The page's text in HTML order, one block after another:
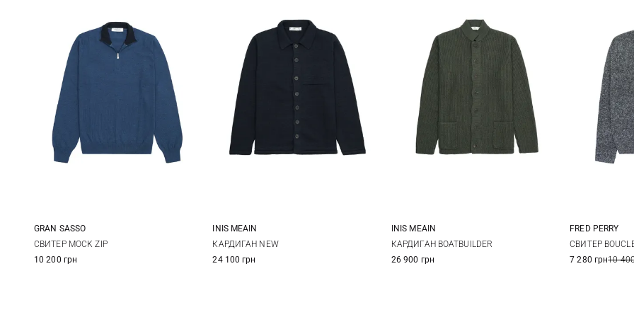
48 50
GRAN SASSO
СВИТЕР MOCK ZIP
10 200 грн
M L
INIS MEAIN
КАРДИГАН NEW
24 100 грн
M L XL
INIS MEAIN
КАРДИГАН BOATBUILDER
26 900 грн
S
FRED PERRY
СВИТЕР
7 280 грн10